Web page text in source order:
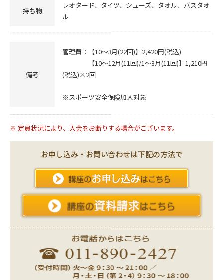
持ち物
レオタード、タイツ、シューズ、タオル、バスタオ
ル
備考
管理費：【10～3月(22回)】2,420円(税込)
【10～12月(11回)/1～3月(11回)】1,210円
(税込)×2回
※スポーツ安全保険加入対象
※ 定員状況により、入会をお断りする場合がございます。
お申し込み・お問い合わせは下記の方法で